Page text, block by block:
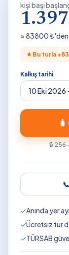
kişi başı
≈83800₺'den
★ Bu turla +
Kalkış tarihi
🔒
✓Anında yer
✓Ücretsiz tur
✓TÜRSAB